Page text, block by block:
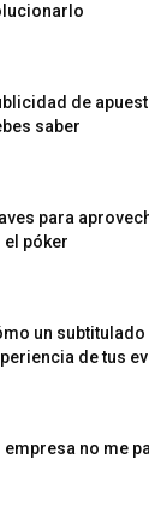
de
saber
para
el póker
un
de tus
empresa no me